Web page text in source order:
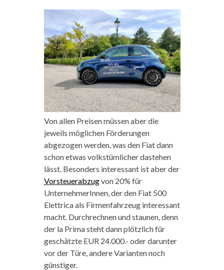
Von allen Preisen müssen aber die
jeweils möglichen Förderungen
abgezogen werden, was den Fiat dann
schon etwas volkstümlicher dastehen
lässt. Besonders interessant ist aber der
Vorsteuerabzugvon 20% für
UnternehmerInnen, der den Fiat 500
Elettrica als Firmenfahrzeug interessant
macht. Durchrechnen und staunen, denn
der la Prima steht dann plötzlich für
geschätzte EUR 24.000.- oder darunter
vor der Türe, andere Varianten noch
günstiger.